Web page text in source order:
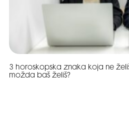
3 horoskopska znaka koja ne
možda baš želiš?